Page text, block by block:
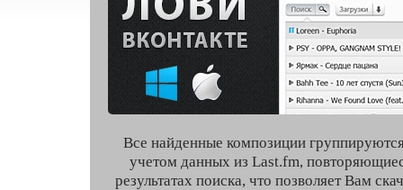
Все найденные композиции
учетом данных из Last.fm,
результатах поиска, что позволяет Вам